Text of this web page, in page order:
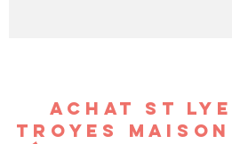
ACHAT ST
TROYES